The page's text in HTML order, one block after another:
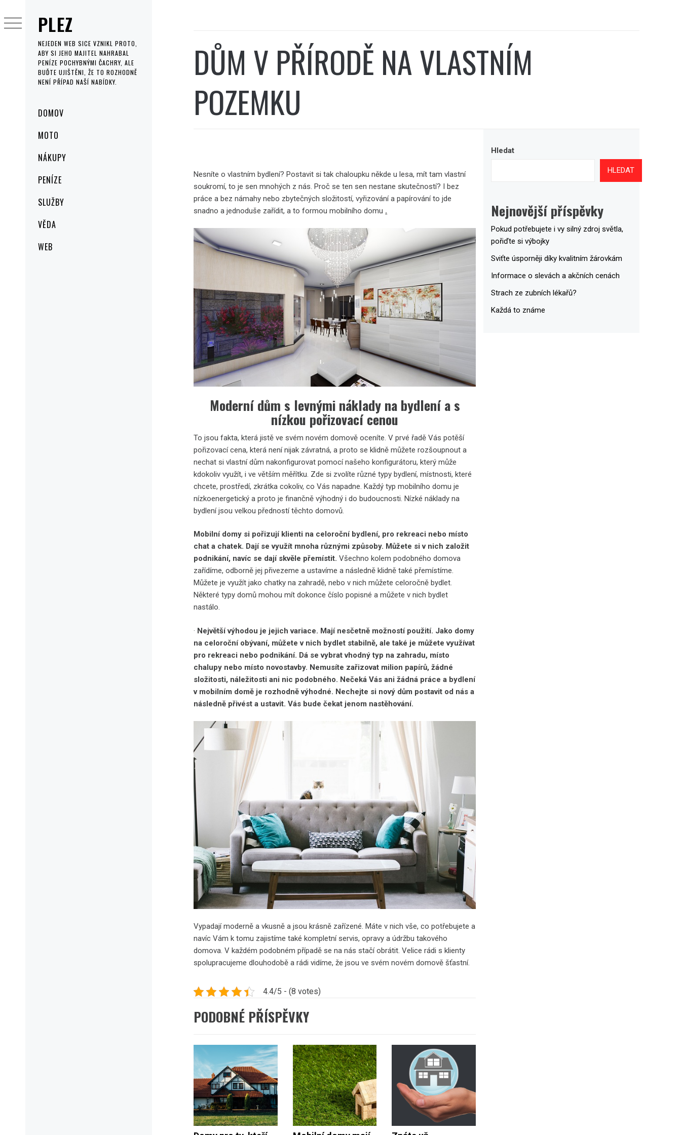
PLEZ
NEJEDEN WEB SICE VZNIKL PROTO,
ABY SI JEHO MAJITEL NAHRABAL
PENÍZE POCHYBNÝMI ČACHRY, ALE
BUĎTE UJIŠTĚNI, ŽE TO ROZHODNĚ
NENÍ PŘÍPAD NAŠÍ NABÍDKY.
MenuDOMOV
MOTO
NÁKUPY
PENÍZE
SLUŽBY
VĚDA
WEB
to
content
DŮM V PŘÍRODĚ NA VLASTNÍM
POZEMKU
Nesníte o vlastním bydlení? Postavit si tak chaloupku někde u lesa, mít tam vlastní
soukromí, to je sen mnohých z nás. Proč se ten sen nestane skutečností? I bez
práce a bez námahy nebo zbytečných složitostí, vyřizování a papírování to jde
snadno a jednoduše zařídit, a to formou mobilního domu .
Moderní dům s levnými náklady na bydlení a s
nízkou pořizovací cenou
To jsou fakta, která jistě ve svém novém domově oceníte. V prvé řadě Vás potěší
pořizovací cena, která není nijak závratná, a proto se klidně můžete rozšoupnout a
nechat si vlastní dům nakonfigurovat pomocí našeho konfigurátoru, který může
kdokoliv využít, i ve větším měřítku. Zde si zvolíte různé typy bydlení, místnosti, které
chcete, prostředí, zkrátka cokoliv, co Vás napadne. Každý typ mobilního domu je
nízkoenergetický a proto je finančně výhodný i do budoucnosti. Nízké náklady na
bydlení jsou velkou předností těchto domovů.
Mobilní domy si pořizují klienti na celoroční bydlení, pro rekreaci nebo místo
chat a chatek. Dají se využít mnoha různými způsoby. Můžete si v nich založit
podnikání, navíc se dají skvěle přemístit. Všechno kolem podobného domova
zařídíme, odborně jej přivezeme a ustavíme a následně klidně také přemístíme.
Můžete je využít jako chatky na zahradě, nebo v nich můžete celoročně bydlet.
Některé typy domů mohou mít dokonce číslo popisné a můžete v nich bydlet
nastálo.
· Největší výhodou je jejich variace. Mají nesčetně možností použití. Jako domy
na celoroční obývaní, můžete v nich bydlet stabilně, ale také je můžete využívat
pro rekreaci nebo podnikání. Dá se vybrat vhodný typ na zahradu, místo
chalupy nebo místo novostavby. Nemusíte zařizovat milion papírů, žádné
složitosti, náležitosti ani nic podobného. Nečeká Vás ani žádná práce a bydlení
v mobilním domě je rozhodně výhodné. Nechejte si nový dům postavit od nás a
následně přivést a ustavit. Vás bude čekat jenom nastěhování.
Vypadají moderně a vkusně a jsou krásně zařízené. Máte v nich vše, co potřebujete a
navíc Vám k tomu zajistíme také kompletní servis, opravy a údržbu takového
domova. V každém podobném případě se na nás stačí obrátit. Velice rádi s klienty
spolupracujeme dlouhodobě a rádi vidíme, že jsou ve svém novém domově šťastní.
4.4/5 - (8 votes)
PODOBNÉ PŘÍSPĚVKY
Hledat
HLEDAT
Nejnovější příspěvky
Pokud potřebujete i vy silný zdroj světla,
pořiďte si výbojky
Sviťte úsporněji díky kvalitním žárovkám
Informace o slevách a akčních cenách
Strach ze zubních lékařů?
Každá to známe